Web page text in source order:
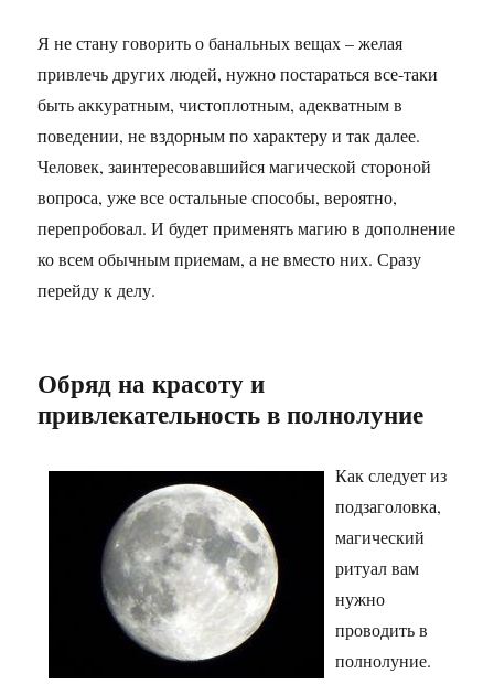
Я не стану говорить о банальных вещах – желая
привлечь других людей, нужно постараться все-таки
быть аккуратным, чистоплотным, адекватным в
поведении, не вздорным по характеру и так далее.
Человек, заинтересовавшийся магической стороной
вопроса, уже все остальные способы, вероятно,
перепробовал. И будет применять магию в дополнение
ко всем обычным приемам, а не вместо них. Сразу
перейду к делу.
Обряд на красоту и
привлекательность в полнолуние
Как следует из
подзаголовка,
магический
ритуал вам
нужно
проводить в
полнолуние.